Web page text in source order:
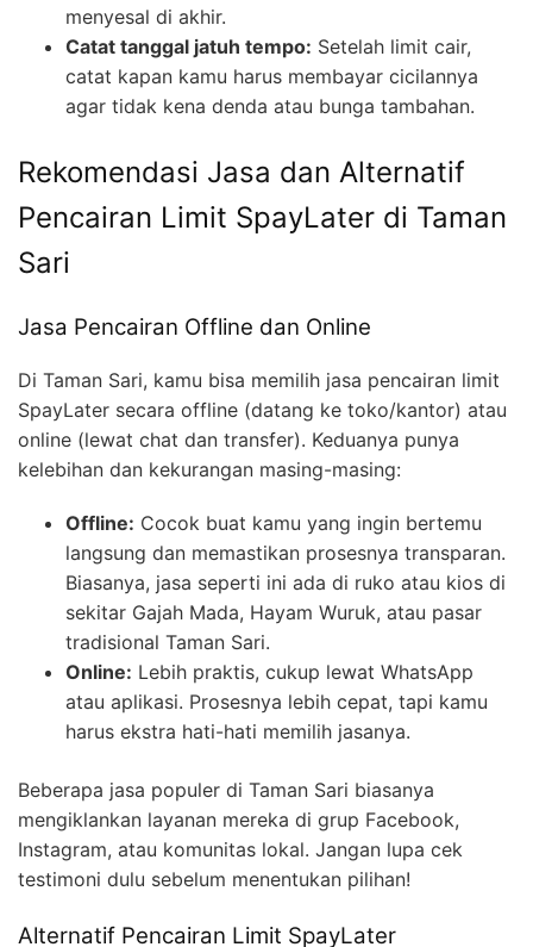
menyesal di akhir.
Catat tanggal jatuh tempo: Setelah limit cair,
catat kapan kamu harus membayar cicilannya
agar tidak kena denda atau bunga tambahan.
Rekomendasi Jasa dan Alternatif
Pencairan Limit SpayLater di Taman
Sari
Jasa Pencairan Offline dan Online
Di Taman Sari, kamu bisa memilih jasa pencairan limit
SpayLater secara offline (datang ke toko/kantor) atau
online (lewat chat dan transfer). Keduanya punya
kelebihan dan kekurangan masing-masing:
Offline: Cocok buat kamu yang ingin bertemu
langsung dan memastikan prosesnya transparan.
Biasanya, jasa seperti ini ada di ruko atau kios di
sekitar Gajah Mada, Hayam Wuruk, atau pasar
tradisional Taman Sari.
Online: Lebih praktis, cukup lewat WhatsApp
atau aplikasi. Prosesnya lebih cepat, tapi kamu
harus ekstra hati-hati memilih jasanya.
Beberapa jasa populer di Taman Sari biasanya
mengiklankan layanan mereka di grup Facebook,
Instagram, atau komunitas lokal. Jangan lupa cek
testimoni dulu sebelum menentukan pilihan!
Alternatif Pencairan Limit SpayLater